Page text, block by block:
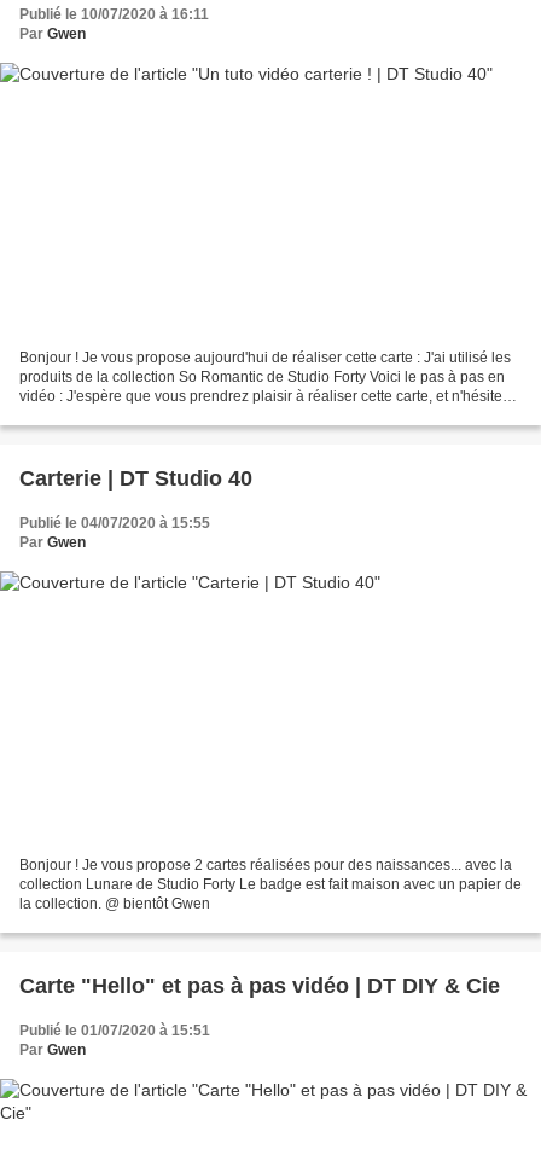
Publié le 10/07/2020 à 16:11
Par Gwen
Bonjour ! Je vous propose aujourd'hui de réaliser cette carte : J'ai utilisé les
produits de la collection So Romantic de Studio Forty Voici le pas à pas en
vidéo : J'espère que vous prendrez plaisir à réaliser cette carte, et n'hésitez
Carterie | DT Studio 40
Publié le 04/07/2020 à 15:55
Par Gwen
Bonjour ! Je vous propose 2 cartes réalisées pour des naissances... avec la
collection Lunare de Studio Forty Le badge est fait maison avec un papier de
la collection. @ bientôt Gwen
Carte "Hello" et pas à pas vidéo | DT DIY & Cie
Publié le 01/07/2020 à 15:51
Par Gwen